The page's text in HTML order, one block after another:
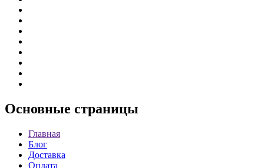
Основные страницы
Главная
Блог
Доставка
Оплата